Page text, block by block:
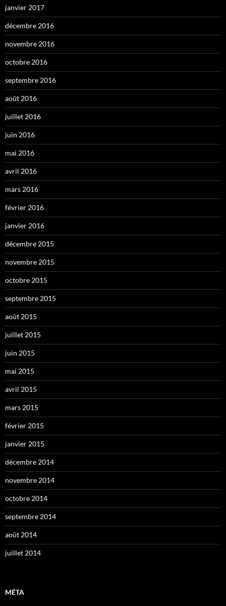
janvier 2017
décembre 2016
novembre 2016
octobre 2016
septembre 2016
août 2016
juillet 2016
juin 2016
mai 2016
avril 2016
mars 2016
février 2016
janvier 2016
décembre 2015
novembre 2015
octobre 2015
septembre 2015
août 2015
juillet 2015
juin 2015
mai 2015
avril 2015
mars 2015
février 2015
janvier 2015
décembre 2014
novembre 2014
octobre 2014
septembre 2014
août 2014
juillet 2014
MÉTA